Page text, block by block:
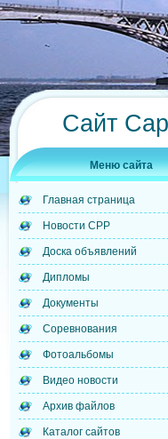
Сайт
Меню сайта
Главная страница
Новости СРР
Доска объявлений
Дипломы
Документы
Соревнования
Фотоальбомы
Видео новости
Архив файлов
Каталог сайтов